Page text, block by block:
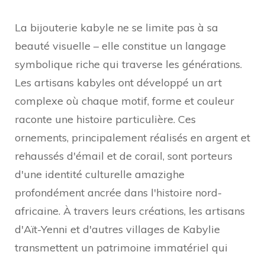
La bijouterie kabyle ne se limite pas à sa
beauté visuelle – elle constitue un langage
symbolique riche qui traverse les générations.
Les artisans kabyles ont développé un art
complexe où chaque motif, forme et couleur
raconte une histoire particulière. Ces
ornements, principalement réalisés en argent et
rehaussés d'émail et de corail, sont porteurs
d'une identité culturelle amazighe
profondément ancrée dans l'histoire nord-
africaine. À travers leurs créations, les artisans
d'Aït-Yenni et d'autres villages de Kabylie
transmettent un patrimoine immatériel qui